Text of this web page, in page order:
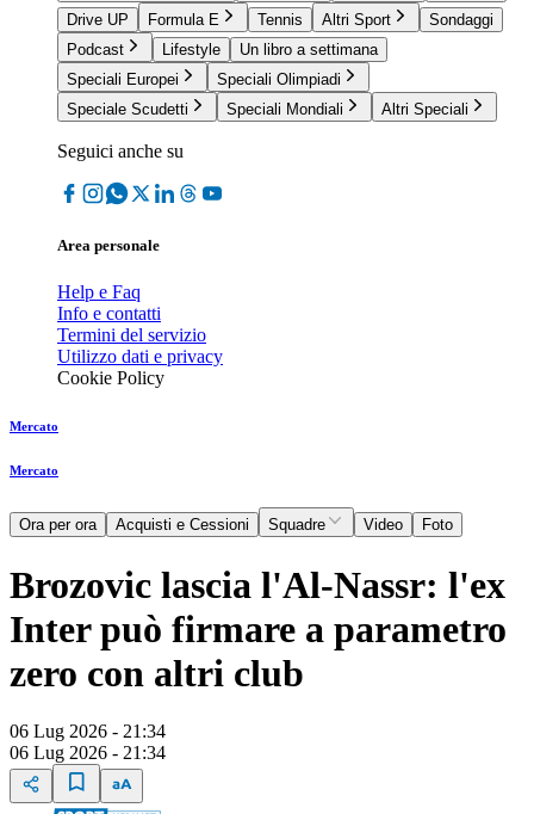
Drive UP
Formula E Tennis Altri Sport
Sondaggi
Podcast
Lifestyle
Un libro a settimana
Speciali Europei
Speciali Olimpiadi
Speciale Scudetti
Speciali Mondiali Altri Speciali
Seguici anche su
Area personale
Help e Faq
Info e contatti
Termini del servizio
Utilizzo dati e privacy
Cookie Policy
Mercato
Mercato
Ora per ora Acquisti e Cessioni Squadre Video Foto
Brozovic lascia l'Al-Nassr: l'ex
Inter può firmare a parametro
zero con altri club
06 Lug 2026 - 21:34
06 Lug 2026 - 21:34